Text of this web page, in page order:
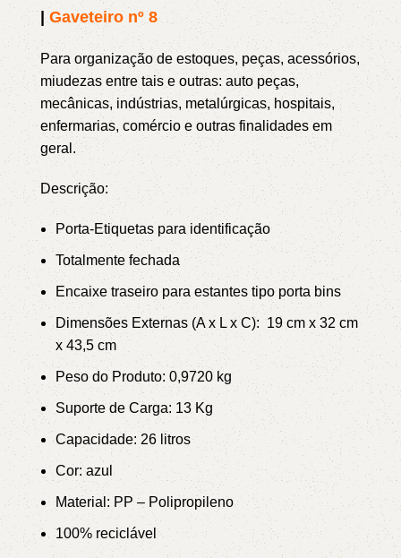
|Gaveteiro nº 8
Para organização de estoques, peças, acessórios,
miudezas entre tais e outras: auto peças,
mecânicas, indústrias, metalúrgicas, hospitais,
enfermarias, comércio e outras finalidades em
geral.
Descrição:
Porta-Etiquetas para identificação
Totalmente fechada
Encaixe traseiro para estantes tipo porta bins
Dimensões Externas (A x L x C): 19 cm x 32 cm
x 43,5 cm
Peso do Produto: 0,9720 kg
Suporte de Carga: 13 Kg
Capacidade: 26 litros
Cor:azul
Material: PP – Polipropileno
100% reciclável